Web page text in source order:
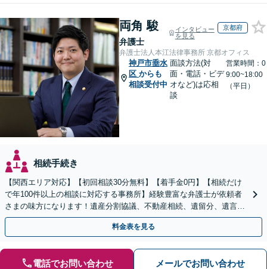
両角 駿
弁護士
インタビュー
を見る
京都府
弁護士法人本江法律事務所 京都オフィス
神戸市垂水
区 からも
相談受付中
面談方法(対
面・電話・ビデ
オなど)は応相
談
営業時間：0
9:00~18:00
（平日）
相続手続き
【関西エリア対応】【初回相談30分無料】【着手金0円】【相続だけ
で年100件以上の相談に対応する事務所】経験豊富な弁護士が依頼者
さまの味方になります！遺産分割協議、不動産相続、遺留分、遺言書
の作成など【烏丸御池駅7分】
料金表を見る
電話でお問い合わせ メールでお問い合わせ